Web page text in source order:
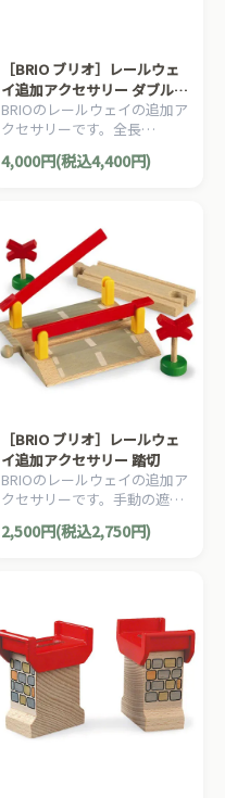
［BRIO ブリオ］レールウェ
イ追加アクセサリー ダブルサ
スペンション橋
BRIOのレールウェイの追加ア
クセサリーです。全長
115.3cmの長い吊り橋です。5
ピース。
4,000円(税込4,400円)
［BRIO ブリオ］レールウェ
イ追加アクセサリー 踏切
BRIOのレールウェイの追加ア
クセサリーです。手動の遮断
機、2個の警報機、直線レー
ル108mmが1本がセットにな
2,500円(税込2,750円)